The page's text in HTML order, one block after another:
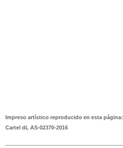
Impreso artístico reproducido en esta página:
Cartel dL AS-02370-2016